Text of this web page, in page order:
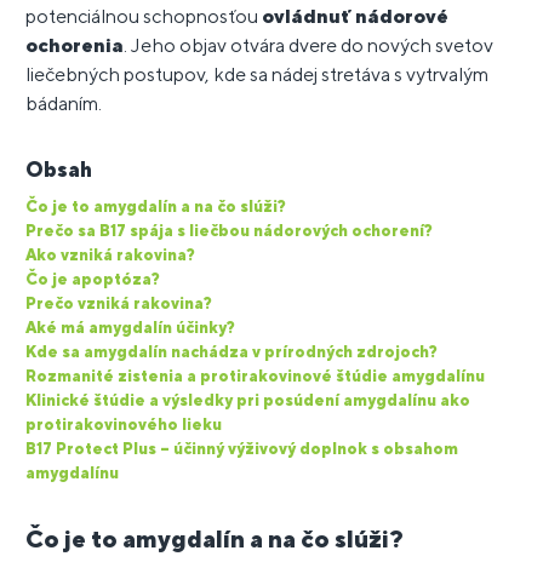
potenciálnou schopnosťou ovládnuť nádorové
ochorenia . Jeho objav otvára dvere do nových svetov
liečebných postupov, kde sa nádej stretáva s vytrvalým
bádaním.
Obsah
Čo je to amygdalín a na čo slúži?
Prečo sa B17 spája s liečbou nádorových ochorení?
Ako vzniká rakovina?
Čo je apoptóza?
Prečo vzniká rakovina?
Aké má amygdalín účinky?
Kde sa amygdalín nachádza v prírodných zdrojoch?
Rozmanité zistenia a protirakovinové štúdie amygdalínu
Klinické štúdie a výsledky pri posúdení amygdalínu ako
protirakovinového lieku
B17 Protect Plus – účinný výživový doplnok s obsahom
amygdalínu
Čo je to amygdalín a na čo slúži?